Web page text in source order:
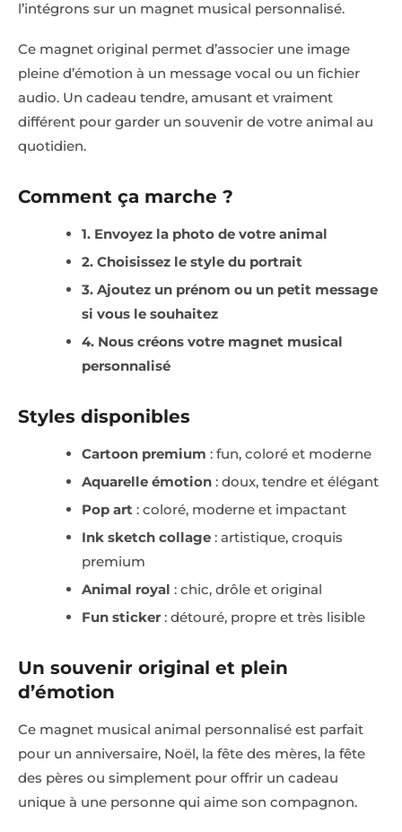
l’intégrons sur un magnet musical personnalisé.
Ce magnet original permet d’associer une image
pleine d’émotion à un message vocal ou un fichier
audio. Un cadeau tendre, amusant et vraiment
différent pour garder un souvenir de votre animal au
quotidien.
Comment ça marche ?
1. Envoyez la photo de votre animal
2. Choisissez le style du portrait
3. Ajoutez un prénom ou un petit message
si vous le souhaitez
4. Nous créons votre magnet musical
personnalisé
Styles disponibles
Cartoon premium : fun, coloré et moderne
Aquarelle émotion : doux, tendre et élégant
Pop art : coloré, moderne et impactant
Ink sketch collage : artistique, croquis
premium
Animal royal : chic, drôle et original
Fun sticker : détouré, propre et très lisible
Un souvenir original et plein
d’émotion
Ce magnet musical animal personnalisé est parfait
pour un anniversaire, Noël, la fête des mères, la fête
des pères ou simplement pour offrir un cadeau
unique à une personne qui aime son compagnon.